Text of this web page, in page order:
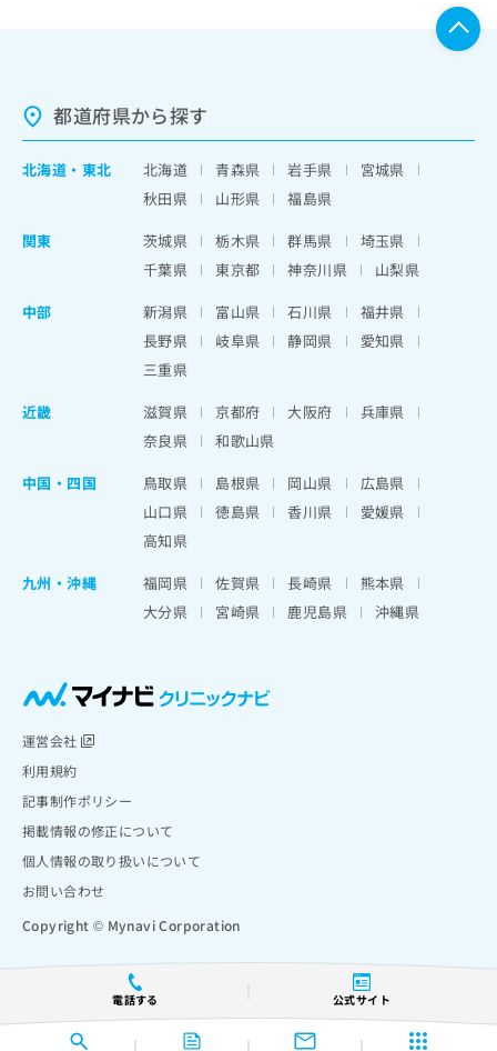
電話する 公式サイト
都道府県から探す
北海道 ・ 東北 北海道 青森県 岩手県
宮城県
秋田県
山形県
福島県
関東
茨城県 栃木県 群馬県
埼玉県
千葉県
東京都 神奈川県
山梨県
中部
新潟県 富山県 石川県
福井県
長野県
岐阜県 静岡県
愛知県
三重県
近畿
滋賀県 京都府 大阪府
兵庫県
奈良県
和歌山県
中国・四国
鳥取県 島根県 岡山県
広島県
山口県
徳島県 香川県
愛媛県
高知県
九州・沖縄
福岡県 佐賀県 長崎県
熊本県
大分県
宮崎県 鹿児島県 沖縄県
運営会社
利用規約
記事制作ポリシー
掲載情報の修正について
個人情報の取り扱いについて
お問い合わせ
Copyright © Mynavi Corporation